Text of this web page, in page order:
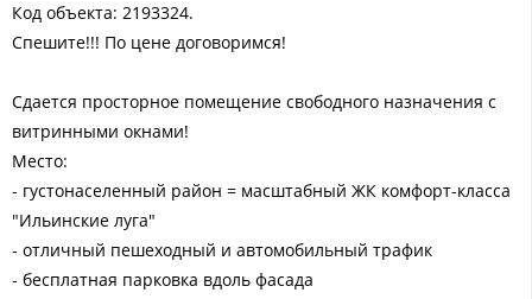
Код объекта: 2193324.
Спешите!!! По цене договоримся!
Сдается просторное помещение свободного назначения с
витринными окнами!
Место:
- густонаселенный район = масштабный ЖК комфорт-класса
"Ильинские луга"
- отличный пешеходный и автомобильный трафик
- бесплатная парковка вдоль фасада